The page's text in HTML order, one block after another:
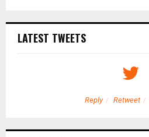
LATEST TWEETS
Reply Retweet